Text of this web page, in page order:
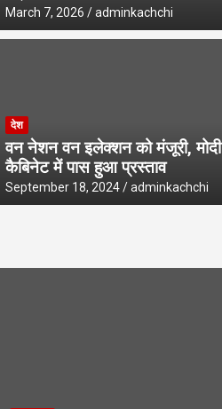
March 7, 2026 adminkachchi
देश
वन नेशन वन इलेक्शन को मंजूरी, मोदी
कैबिनेट में पास हुआ प्रस्ताव
September 18, 2024 adminkachchi